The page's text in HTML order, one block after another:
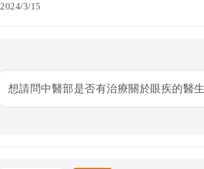
2024/3/15
想請問中醫部是否有治療關於眼疾的醫生